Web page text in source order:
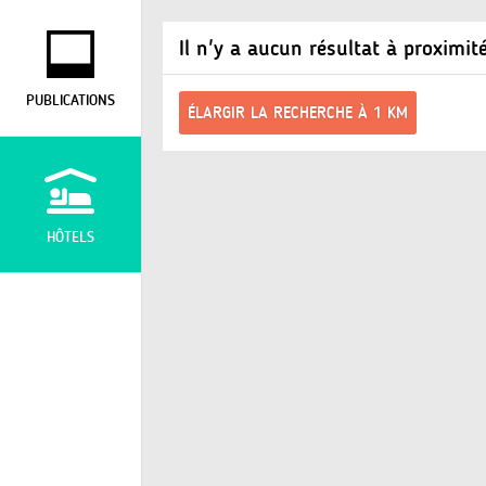
PUBLICATIONS
HÔTELS
Il n'y a aucun résultat à
ÉLARGIR LA RECHERCHE À 1 KM